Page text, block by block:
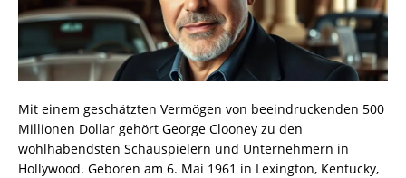
Mit einem geschätzten Vermögen von beeindruckenden 500
Millionen Dollar gehört George Clooney zu den
wohlhabendsten Schauspielern und Unternehmern in
Hollywood. Geboren am 6. Mai 1961 in Lexington, Kentucky,